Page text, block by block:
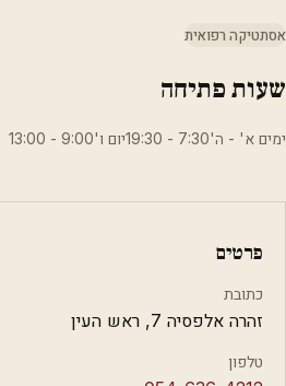
אסתטיקה רפואית
שעות פתיחה
ימים א' - ה'7:30 - 19:30יום ו'9:00 - 13:00
פרטים
כתובת
זהרה אלפסיה 7, ראש העין
טלפון